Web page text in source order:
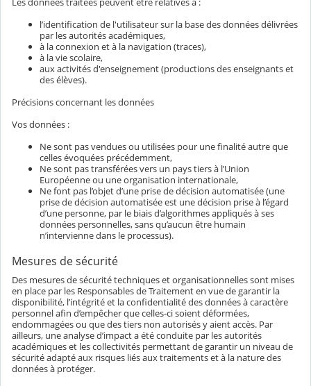
l’identification de l'utilisateur sur la base des données délivrées
par les autorités académiques,
à la connexion et à la navigation (traces),
à la vie scolaire,
aux activités d'enseignement (productions des enseignants et
des élèves).
Précisions concernant les données
Vos données :
Ne sont pas vendues ou utilisées pour une finalité autre que
celles évoquées précédemment,
Ne sont pas transférées vers un pays tiers à l’Union
Européenne ou une organisation internationale,
Ne font pas l’objet d’une prise de décision automatisée (une
prise de décision automatisée est une décision prise à l’égard
d’une personne, par le biais d’algorithmes appliqués à ses
données personnelles, sans qu’aucun être humain
n’intervienne dans le processus).
Mesures de sécurité
Des mesures de sécurité techniques et organisationnelles sont mises
en place par les Responsables de Traitement en vue de garantir la
disponibilité, l’intégrité et la confidentialité des données à caractère
personnel afin d’empêcher que celles-ci soient déformées,
endommagées ou que des tiers non autorisés y aient accès. Par
ailleurs, une analyse d’impact a été conduite par les autorités
académiques et les collectivités permettant de garantir un niveau de
sécurité adapté aux risques liés aux traitements et à la nature des
données à protéger.